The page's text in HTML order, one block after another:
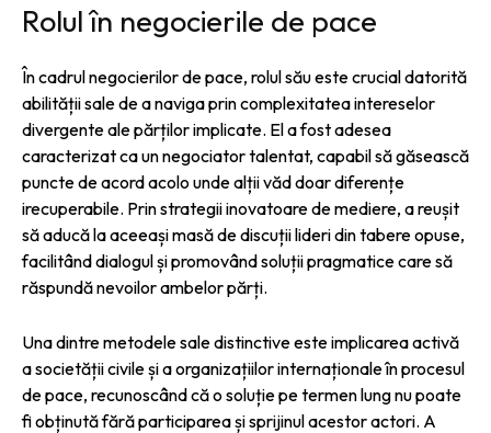
Rolul în negocierile de pace
În cadrul negocierilor de pace, rolul său este crucial datorită
abilității sale de a naviga prin complexitatea intereselor
divergente ale părților implicate. El a fost adesea
caracterizat ca un negociator talentat, capabil să găsească
puncte de acord acolo unde alții văd doar diferențe
irecuperabile. Prin strategii inovatoare de mediere, a reușit
să aducă la aceeași masă de discuții lideri din tabere opuse,
facilitând dialogul și promovând soluții pragmatice care să
răspundă nevoilor ambelor părți.
Una dintre metodele sale distinctive este implicarea activă
a societății civile și a organizațiilor internaționale în procesul
de pace, recunoscând că o soluție pe termen lung nu poate
fi obținută fără participarea și sprijinul acestor actori. A